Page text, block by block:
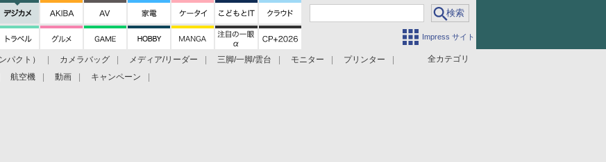
Impress サイト
全カテゴリ
パクト） カメラバッグ メディア/リーダー 三脚/一脚/雲台 モニター
プリンター
航空機 動画 キャンペーン